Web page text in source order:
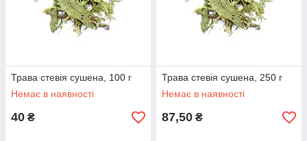
Трава стевія сушена, 100 г
Немає в наявності
40 ₴
Трава стевія сушена, 250 г
Немає в наявності
87,50 ₴